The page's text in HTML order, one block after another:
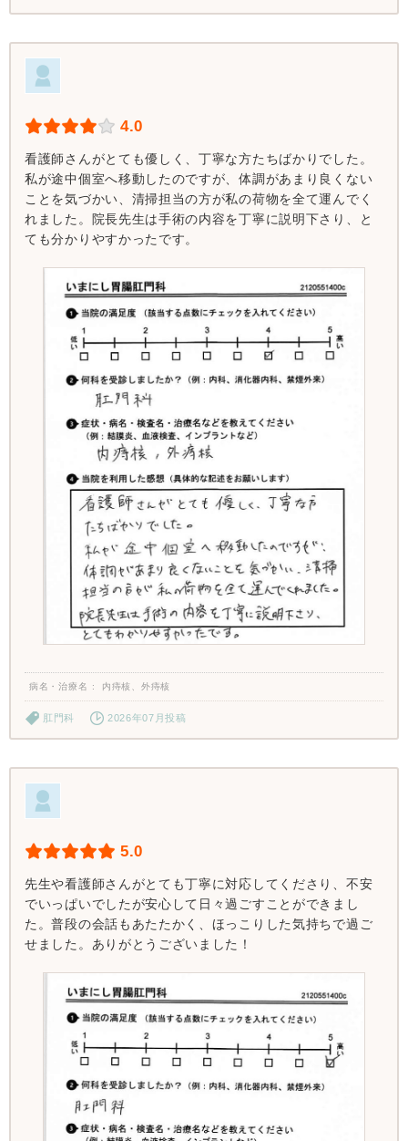
4.0
看護師さんがとても優しく、丁寧な方たちばかりでした。
私が途中個室へ移動したのですが、体調があまり良くない
ことを気づかい、清掃担当の方が私の荷物を全て運んでく
れました。院長先生は手術の内容を丁寧に説明下さり、と
ても分かりやすかったです。
病名・治療名 内痔核、外痔核
肛門科 2026年07月投稿
5.0
先生や看護師さんがとても丁寧に対応してくださり、不安
でいっぱいでしたが安心して日々過ごすことができまし
た。普段の会話もあたたかく、ほっこりした気持ちで過ご
せました。ありがとうございました！